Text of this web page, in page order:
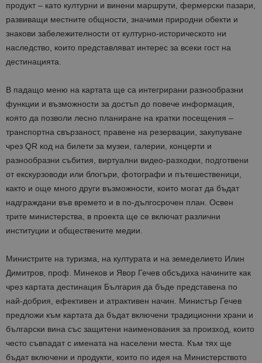
продукт – като културни и винени маршрути, фермерски пазари,
развиващи местните общности, значими природни обекти и
знакови забележителности от културно-историческото ни
наследство, които представляват интерес за всеки гост на
дестинацията.
В падащо меню на картата ще са интегрирани разнообразни
функции и възможности за достъп до повече информация,
която да позволи лесно планиране на кратки посещения –
транспортна свързаност, правене на резервации, закупуване
чрез QR код на билети за музеи, галерии, концерти и
разнообразни събития, виртуални видео-разходки, подготвени
от екскурзоводи или блогъри, фотографи и пътешественици,
както и още много други възможности, които могат да бъдат
надграждани във времето и в по-дългосрочен план. Освен
трите министерства, в проекта ще се включат различни
институции и обществените медии.
Министрите на туризма, на културата и на земеделието Илин
Димитров, проф. Минеков и Явор Гечев обсъдиха начините как
чрез картата дестинация България да бъде представена по
най-добрия, ефективен и атрактивен начин. Министър Гечев
предложи към картата да бъдат включени традиционни храни и
български вина със защитени наименования за произход, които
често съвпадат с имената на населени места. Към тях ще
бъдат включени и продукти, които по идея на Министерството